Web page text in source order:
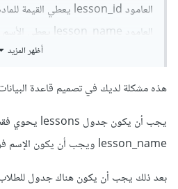
العامود lesson_id يعطي القيمة للمادة
العامود lesson_name يعطي الأسم المدخل و هو اسم المادة
أظهر المزيد
هذه مشكلة لديك في تصميم قاعدة البيانات
lesson_name ويجب أن يكون الإسم فريد.
بعد ذلك يجب أن يكون هناك جدول